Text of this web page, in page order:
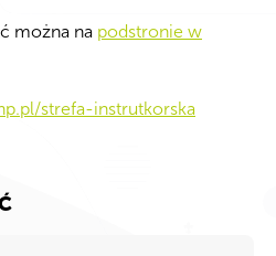
można na podstronie w
strefa-instrutkorska